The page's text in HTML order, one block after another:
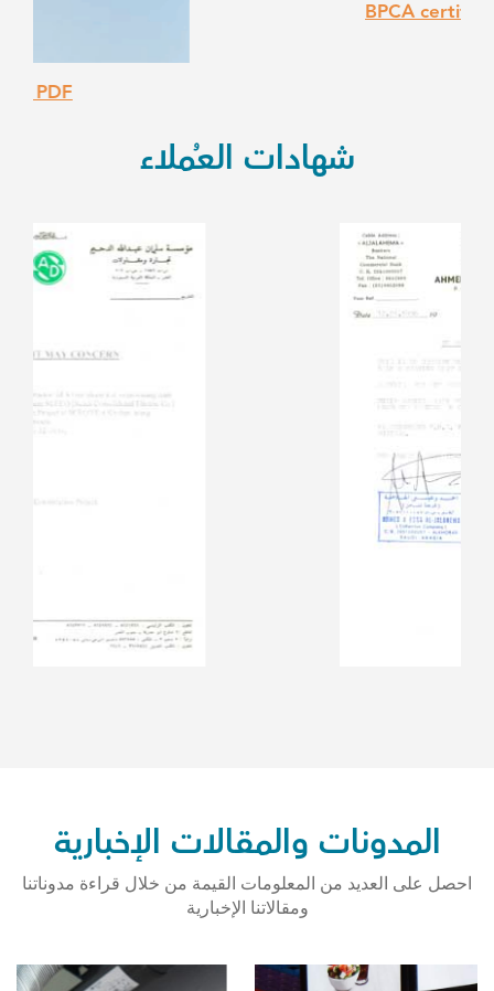
BPCA certificate Download
شهادات العُملاء
المدونات والمقالات الإخبارية
احصل على العديد من المعلومات القيمة من خلال قراءة مدوناتنا
ومقالاتنا الإخبارية